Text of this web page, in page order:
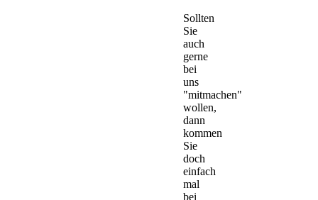
Sollten
Sie
auch
gerne
bei
uns
"mitmachen"
wollen,
dann
kommen
Sie
doch
einfach
mal
bei